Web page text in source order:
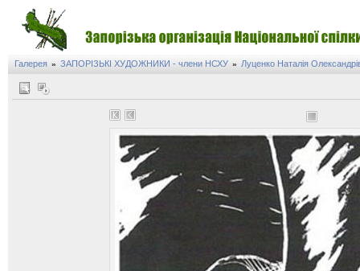
Галерея » ЗАПОРІЗЬКІ ХУДОЖНИКИ - члени НСХУ » Луценко Наталія